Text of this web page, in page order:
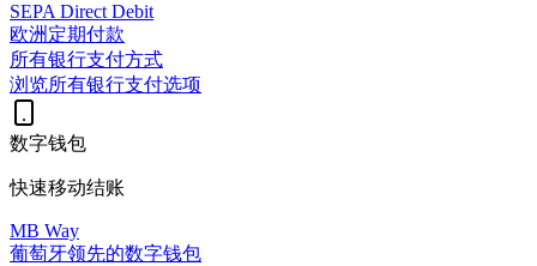
SEPA Direct Debit
欧洲定期付款
所有银行支付方式
浏览所有银行支付选项
数字钱包
快速移动结账
MB Way
葡萄牙领先的数字钱包